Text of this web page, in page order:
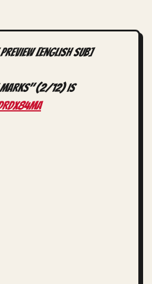
[English Sub]
(2/12) is